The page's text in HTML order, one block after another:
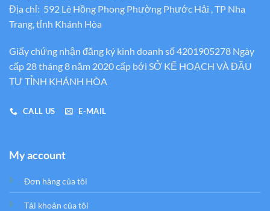
Địa chỉ: 592 Lê Hồng Phong Phường Phước Hải , TP Nha
Trang, tỉnh Khánh Hòa
Giấy chứng nhận đăng ký kinh doanh số 4201905278 Ngày
cấp 28 tháng 8 năm 2020 cấp bới SỞ KẾ HOẠCH VÀ ĐẦU
TƯ TỈNH KHÁNH HÒA
CALL US E-MAIL
My account
Đơn hàng của tôi
Tải khoản của tôi